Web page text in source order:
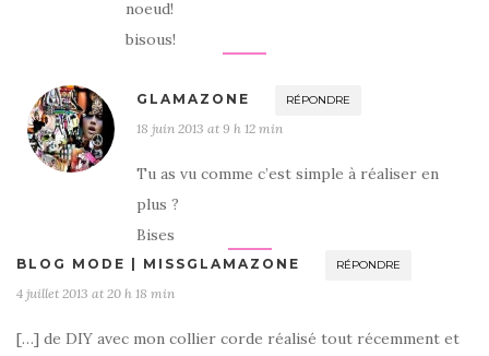
noeud!
bisous!
GLAMAZONE RÉPONDRE
18 juin 2013 at 9 h 12 min
Tu as vu comme c’est simple à réaliser en
plus ?
Bises
BLOG MODE | MISSGLAMAZONE RÉPONDRE
4 juillet 2013 at 20 h 18 min
[…] de DIY avec mon collier corde réalisé tout récemment et